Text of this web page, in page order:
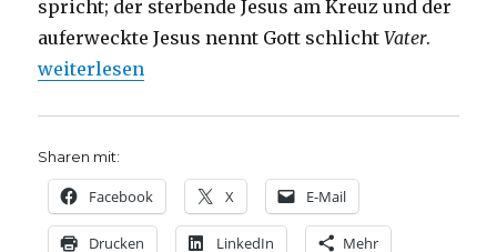
spricht; der sterbende Jesus am Kreuz und der
auferweckte Jesus nennt Gott schlichtVater.
„Die sieben Worte Jesu am Kreuz, Joachim
weiterlesen
Sharen mit:
Facebook X E-Mail
Drucken LinkedIn Mehr